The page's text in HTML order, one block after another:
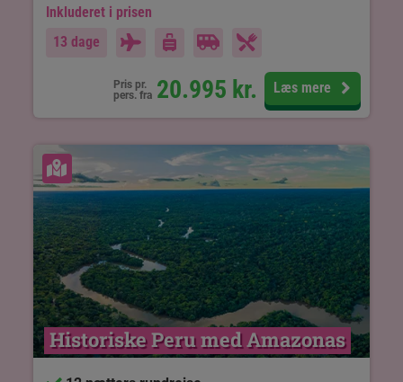
Inkluderet i prisen
13 dage
Pris pr.
pers. fra 20.995 kr. Læs mere
Historiske Peru med Amazonas